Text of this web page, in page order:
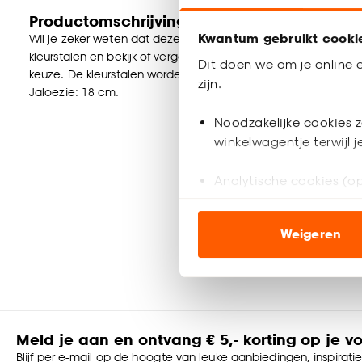
Kwantum gebruikt
Dit doen we om je online
zijn.
Noodzakelijke cookies
winkelwagentje terwijl
Analytische cookies
ook buiten de
Klik op ‘Ja, alles
accepteren door op
Goed om te weten is dat
Weigeren
Productomschrijving
Wil je zeker weten dat deze raamdecoratie bij de rest van
kleurstalen en bekijk of vergelijk eenvoudig welke
keuze. De kleurstalen worden binnen 2 à 3 werkdagen
Jaloezie: 18 cm.
Meld je aan en ontvang € 5,- korting op je
Blijf per e-mail op de hoogte van leuke aanbiedingen,